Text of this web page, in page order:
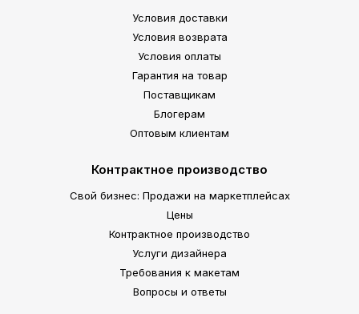
Условия доставки
Условия возврата
Условия оплаты
Гарантия на товар
Поставщикам
Блогерам
Оптовым клиентам
Контрактное производство
Свой бизнес: Продажи на маркетплейсах
Цены
Контрактное производство
Услуги дизайнера
Требования к макетам
Вопросы и ответы